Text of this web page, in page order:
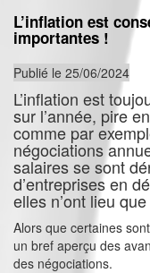
L’inflation est
importantes !
Publié le 25/06/2024
L’inflation est
sur l’année, pire
comme par
négociations
salaires se sont
d’entreprises en
elles n’ont lieu
Alors que certaines
un bref aperçu des
des négociations.